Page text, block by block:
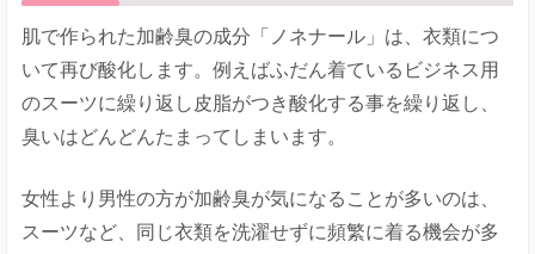
肌で作られた加齢臭の成分「ノネナール」は、衣類につ
いて再び酸化します。例えばふだん着ているビジネス用
のスーツに繰り返し皮脂がつき酸化する事を繰り返し、
臭いはどんどんたまってしまいます。
女性より男性の方が加齢臭が気になることが多いのは、
スーツなど、同じ衣類を洗濯せずに頻繁に着る機会が多